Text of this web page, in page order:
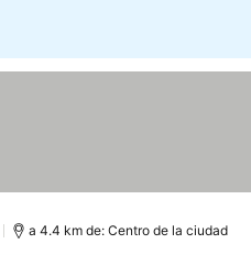
a 4.4 km de: Centro de la ciudad